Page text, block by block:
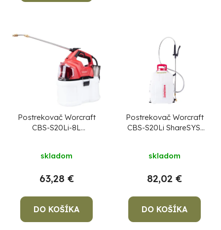
Postrekovač Worcraft
CBS-S20Li-8L
skladom
63,28 €
DO KOŠÍKA
Postrekovač Worcraft
CBS-S20Li ShareSYS,
skladom
82,02 €
DO KOŠÍKA